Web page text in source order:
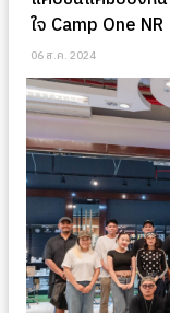
ใจ Camp One NR
06 ส.ค. 2024